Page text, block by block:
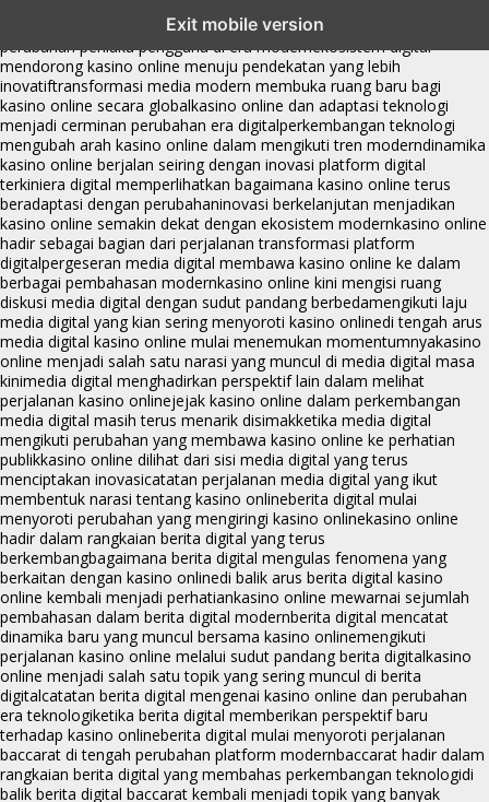
Exit mobile version
perkembangan kasino online mencerminkan
perubahan perilaku pengguna di era modernekosistem digital
mendorong kasino online menuju pendekatan yang lebih
inovatiftransformasi media modern membuka ruang baru bagi
kasino online secara globalkasino online dan adaptasi teknologi
menjadi cerminan perubahan era digitalperkembangan teknologi
mengubah arah kasino online dalam mengikuti tren moderndinamika
kasino online berjalan seiring dengan inovasi platform digital
terkiniera digital memperlihatkan bagaimana kasino online terus
beradaptasi dengan perubahaninovasi berkelanjutan menjadikan
kasino online semakin dekat dengan ekosistem modernkasino online
hadir sebagai bagian dari perjalanan transformasi platform
digitalpergeseran media digital membawa kasino online ke dalam
berbagai pembahasan modernkasino online kini mengisi ruang
diskusi media digital dengan sudut pandang berbedamengikuti laju
media digital yang kian sering menyoroti kasino onlinedi tengah arus
media digital kasino online mulai menemukan momentumnyakasino
online menjadi salah satu narasi yang muncul di media digital masa
kinimedia digital menghadirkan perspektif lain dalam melihat
perjalanan kasino onlinejejak kasino online dalam perkembangan
media digital masih terus menarik disimakketika media digital
mengikuti perubahan yang membawa kasino online ke perhatian
publikkasino online dilihat dari sisi media digital yang terus
menciptakan inovasicatatan perjalanan media digital yang ikut
membentuk narasi tentang kasino onlineberita digital mulai
menyoroti perubahan yang mengiringi kasino onlinekasino online
hadir dalam rangkaian berita digital yang terus
berkembangbagaimana berita digital mengulas fenomena yang
berkaitan dengan kasino onlinedi balik arus berita digital kasino
online kembali menjadi perhatiankasino online mewarnai sejumlah
pembahasan dalam berita digital modernberita digital mencatat
dinamika baru yang muncul bersama kasino onlinemengikuti
perjalanan kasino online melalui sudut pandang berita digitalkasino
online menjadi salah satu topik yang sering muncul di berita
digitalcatatan berita digital mengenai kasino online dan perubahan
era teknologiketika berita digital memberikan perspektif baru
terhadap kasino onlineberita digital mulai menyoroti perjalanan
baccarat di tengah perubahan platform modernbaccarat hadir dalam
rangkaian berita digital yang membahas perkembangan teknologidi
balik berita digital baccarat kembali menjadi topik yang banyak